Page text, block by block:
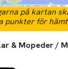
på kartan
punkter för
& Mopeder /